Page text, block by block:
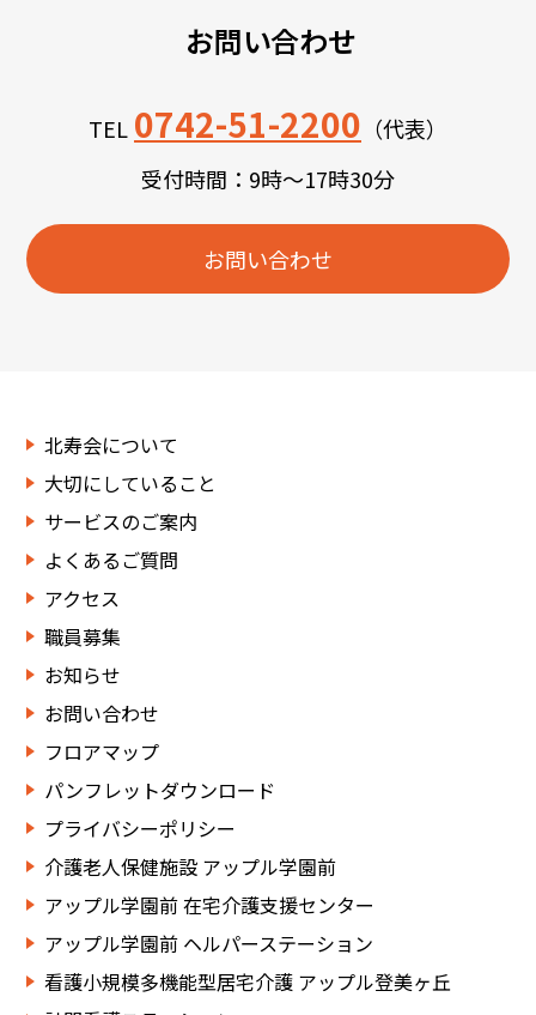
お問い合わせ
TEL 0742-51-2200 （代表）
受付時間：9時～17時30分
お問い合わせ
北寿会について
大切にしていること
サービスのご案内
よくあるご質問
アクセス
職員募集
お知らせ
お問い合わせ
フロアマップ
パンフレットダウンロード
プライバシーポリシー
介護老人保健施設 アップル学園前
アップル学園前 在宅介護支援センター
アップル学園前 ヘルパーステーション
看護小規模多機能型居宅介護 アップル登美ヶ丘